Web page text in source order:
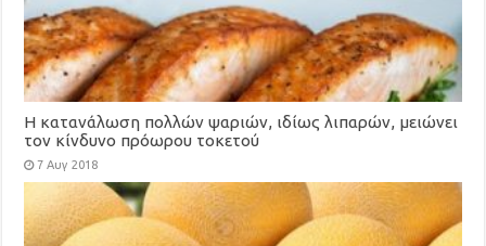
Η κατανάλωση πολλών ψαριών, ιδίως λιπαρών, μειώνει
τον κίνδυνο πρόωρου τοκετού
7 Αυγ 2018